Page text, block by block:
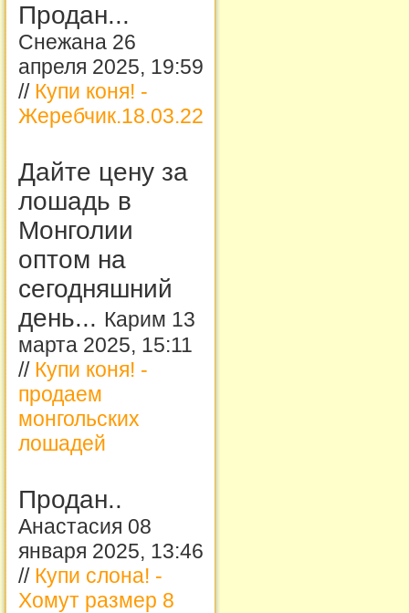
Продан...
Снежана 26
апреля 2025, 19:59
// Купи коня! -
Жеребчик.18.03.22
Дайте цену за
лошадь в
Монголии
оптом на
сегодняшний
день... Карим 13
марта 2025, 15:11
// Купи коня! -
продаем
монгольских
лошадей
Продан..
Анастасия 08
января 2025, 13:46
// Купи слона! -
Хомут размер 8